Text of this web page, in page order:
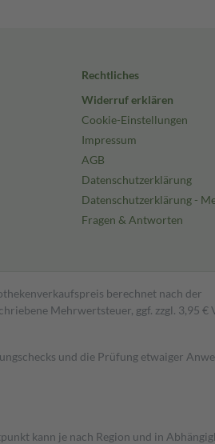
Rechtliches
Widerruf erklären
Cookie-Einstellungen
Impressum
AGB
Datenschutzerklärung
Datenschutzerklärung -
Fragen & Antworten
berechnet nach der
Mehrwertsteuer, ggf. zzgl. 3,95 €
und die Prüfung etwaiger
kann je nach Region und in